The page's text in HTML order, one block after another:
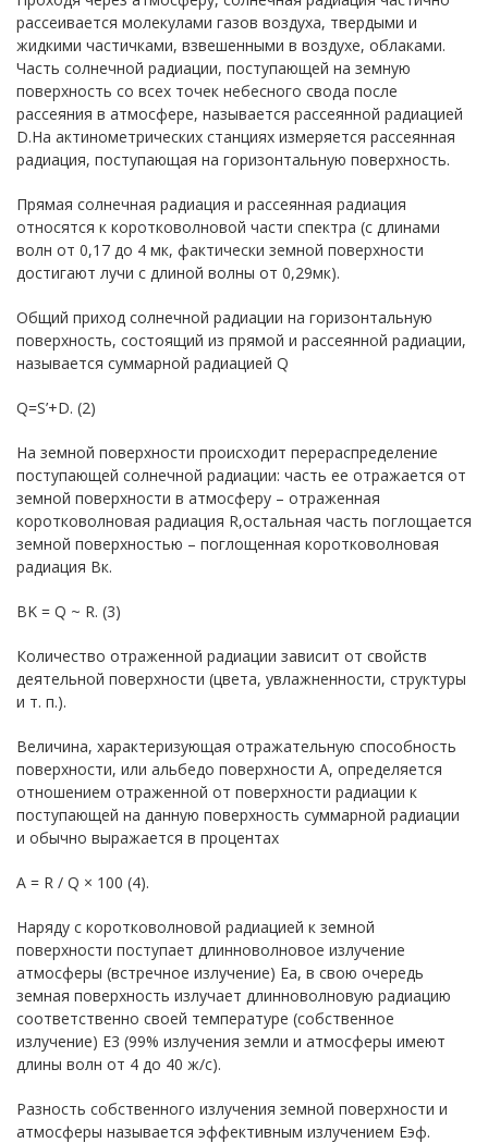
рассеивается молекулами газов воздуха, твердыми и
жидкими частичками, взвешенными в воздухе, облаками.
Часть солнечной радиации, поступающей на земную
поверхность со всех точек небесного свода после
рассеяния в атмосфере, называется рассеянной радиацией
D.На актинометрических станциях измеряется рассеянная
радиация, поступающая на горизонтальную поверхность.
Прямая солнечная радиация и рассеянная радиация
относятся к коротковолновой части спектра (с длинами
волн от 0,17 до 4 мк, фактически земной поверхности
достигают лучи с длиной волны от 0,29мк).
Общий приход солнечной радиации на горизонтальную
поверхность, состоящий из прямой и рассеянной радиации,
называется суммарной радиацией Q
Q=S’+D. (2)
На земной поверхности происходит перераспределение
поступающей солнечной радиации: часть ее отражается от
земной поверхности в атмосферу – отраженная
коротковолновая радиация R,остальная часть поглощается
земной поверхностью – поглощенная коротковолновая
радиация Вк.
BK = Q ~ R. (3)
Количество отраженной радиации зависит от свойств
деятельной поверхности (цвета, увлажненности, структуры
и т. п.).
Величина, характеризующая отражательную способность
поверхности, или альбедо поверхности А, определяется
отношением отраженной от поверхности радиации к
поступающей на данную поверхность суммарной радиации
и обычно выражается в процентах
A = R / Q × 100 (4).
Наряду с коротковолновой радиацией к земной
поверхности поступает длинноволновое излучение
атмосферы (встречное излучение) Еа, в свою очередь
земная поверхность излучает длинноволновую радиацию
соответственно своей температуре (собственное
излучение) Е3 (99% излучения земли и атмосферы имеют
длины волн от 4 до 40 ж/с).
Разность собственного излучения земной поверхности и
атмосферы называется эффективным излучением Еэф.